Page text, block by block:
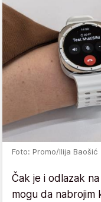
Foto: Promo/Ilija Baošić
Čak je i odlazak
mogu da nabrojim